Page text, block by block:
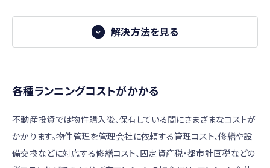
始めた人が語る不動産投資リスクについてのコメン
ト
都内の新築区分マンションだと空室リスクをあまり
感じない
空室になって家賃を得られなくなるリスクは常にあります
が、私が持っているのは東京にある新築区分マンションでし
て、今のところ空室リスクをそれほど感じていません。
・リスクについても適切な説明がある
に興味を持ったら気軽に相談してみましょう。
始めた人が語る不動産投資リスクについてのコメン
するイメージが湧きやすい一方、内容は個人の主観が入って
いるという点には注意が必要です。
やすいように工夫されています。初心者向けの本もあります
ので、自分が読みやすそうな本を書店で選んでみるのもよい
賃貸物件の管理には、代表的なものだけでも以下の業務が
あります。
・入居者の募集
・賃貸契約の締結
解決方法を見る
各種ランニングコストがかかる
不動産投資では物件購入後、保有している間にさまざまなコストが
かかります。物件管理を管理会社に依頼する管理コスト、修繕や設
備交換などに対応する修繕コスト、固定資産税・都市計画税などの